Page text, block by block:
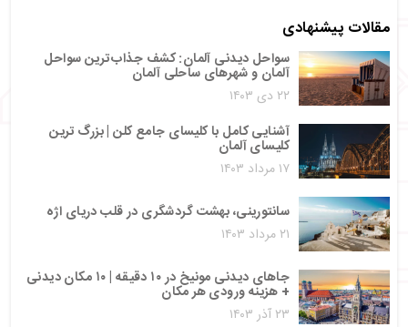
مقالات پیشنهادی
سواحل دیدنی آلمان: کشف جذاب‌ترین سواحل
آلمان و شهرهای ساحلی آلمان
۲۲ دی ۱۴۰۳
آشنایی کامل با کلیسای جامع کلن | بزرگ‌ ترین
کلیسای آلمان
۱۷ مرداد ۱۴۰۳
سانتورینی، بهشت گردشگری در قلب دریای اژه
۲۱ مرداد ۱۴۰۳
جاهای دیدنی مونیخ در ۱۰ دقیقه | ۱۰ مکان دیدنی
+ هزینه ورودی هر مکان
۲۳ آذر ۱۴۰۳